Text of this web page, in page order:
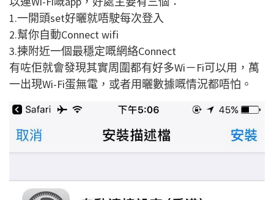
1.一開頭set好曬就唔駛每次登入
2.幫你自動Connect wifi
3.揀附近一個最穩定嘅網絡Connect
有咗佢就會發現其實周圍都有好多Wi－Fi可以用，萬
一出現Wi-Fi蛋無電，或者用曬數據嘅情況都唔怕。